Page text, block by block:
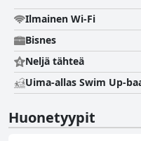
Ilmainen Wi-Fi
Bisnes
Neljä tähteä
Uima-allas Swim Up-
Huonetyypit